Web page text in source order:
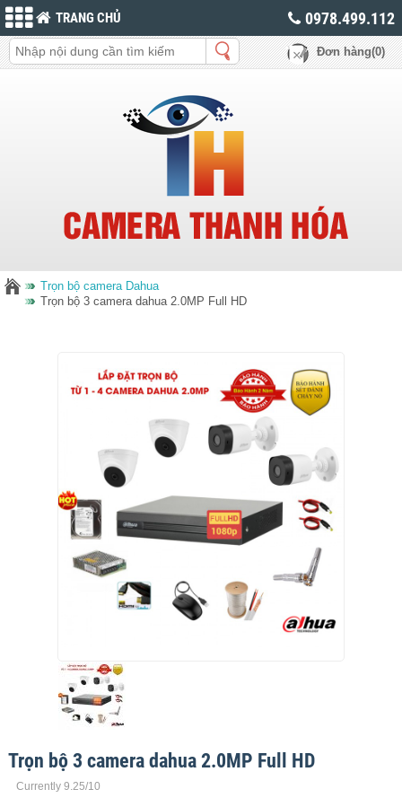
TRANG CHỦ 0978.499.112
Đơn hàng(0)
Trọn bộ camera Dahua
Trọn bộ 3 camera dahua 2.0MP Full HD
Trọn bộ 3 camera dahua 2.0MP Full HD
Currently 9.25/10